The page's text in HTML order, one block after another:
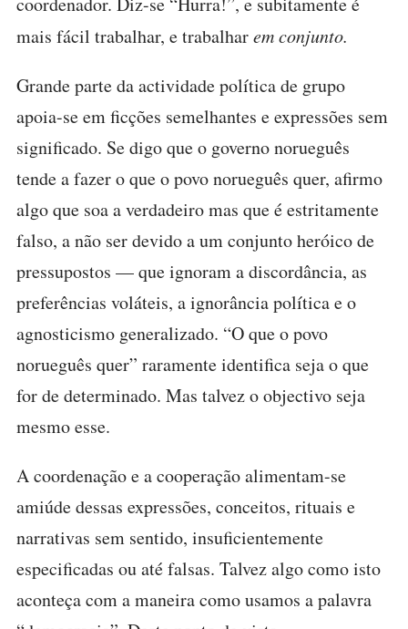
mais fácil trabalhar, e trabalharem conjunto.
Grande parte da actividade política de grupo
apoia-se em ficções semelhantes e expressões sem
significado. Se digo que o governo norueguês
tende a fazer o que o povo norueguês quer, afirmo
algo que soa a verdadeiro mas que é estritamente
falso, a não ser devido a um conjunto heróico de
pressupostos — que ignoram a discordância, as
preferências voláteis, a ignorância política e o
agnosticismo generalizado. “O que o povo
norueguês quer” raramente identifica seja o que
for de determinado. Mas talvez o objectivo seja
mesmo esse.
A coordenação e a cooperação alimentam-se
amiúde dessas expressões, conceitos, rituais e
narrativas sem sentido, insuficientemente
especificadas ou até falsas. Talvez algo como isto
aconteça com a maneira como usamos a palavra